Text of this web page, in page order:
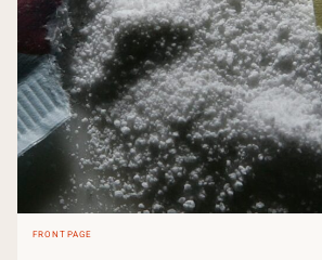
FRONTPAGE